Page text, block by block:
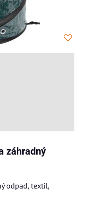
záhradný
odpad, textil,